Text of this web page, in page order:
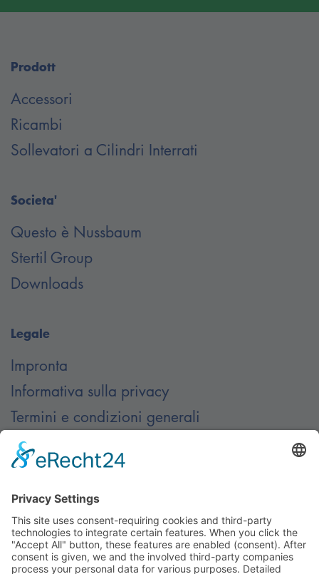
Prodott
Accessori
Ricambi
Sollevatori a Cilindri Interrati
Societa'
Questo è Nussbaum
Stertil Group
Downloads
Legale
Impronta
Informativa sulla privacy
Termini e condizioni generali
Contatto
Contatti